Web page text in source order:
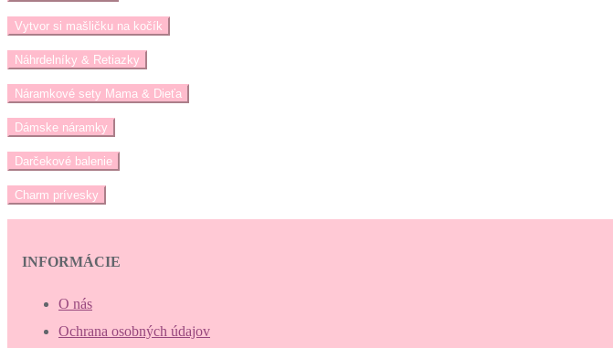
Vytvor si mašličku na kočík
Náhrdelníky & Retiazky
Náramkové sety Mama & Dieťa
Dámske náramky
Darčekové balenie
Charm prívesky
INFORMÁCIE
O nás
Ochrana osobných údajov